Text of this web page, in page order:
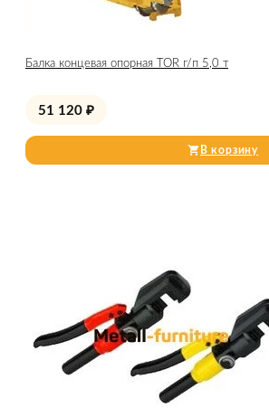
Балка концевая опорная TOR г/п 5,0 т
51 120 ₽
В корзину